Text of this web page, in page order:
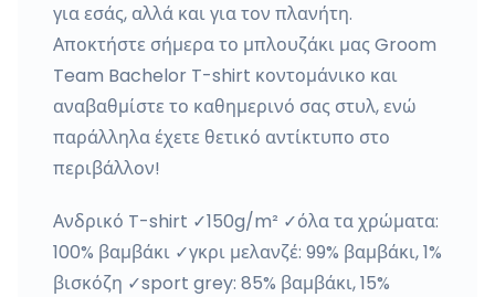
για εσάς, αλλά και για τον πλανήτη.
Αποκτήστε σήμερα το μπλουζάκι μας Groom
Team Bachelor T-shirt κοντομάνικο και
αναβαθμίστε το καθημερινό σας στυλ, ενώ
παράλληλα έχετε θετικό αντίκτυπο στο
περιβάλλον!
Ανδρικό T-shirt ✓150g/m² ✓όλα τα χρώματα:
100% βαμβάκι ✓γκρι μελανζέ: 99% βαμβάκι, 1%
βισκόζη ✓sport grey: 85% βαμβάκι, 15%